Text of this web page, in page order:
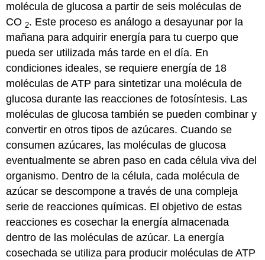
molécula de glucosa a partir de seis moléculas de
CO 2. Este proceso es análogo a desayunar por la
mañana para adquirir energía para tu cuerpo que
pueda ser utilizada más tarde en el día. En
condiciones ideales, se requiere energía de 18
moléculas de ATP para sintetizar una molécula de
glucosa durante las reacciones de fotosíntesis. Las
moléculas de glucosa también se pueden combinar y
convertir en otros tipos de azúcares. Cuando se
consumen azúcares, las moléculas de glucosa
eventualmente se abren paso en cada célula viva del
organismo. Dentro de la célula, cada molécula de
azúcar se descompone a través de una compleja
serie de reacciones químicas. El objetivo de estas
reacciones es cosechar la energía almacenada
dentro de las moléculas de azúcar. La energía
cosechada se utiliza para producir moléculas de ATP